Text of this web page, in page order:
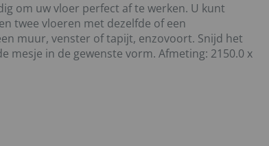
om uw vloer perfect af te werken. U kunt
twee vloeren met dezelfde of een
muur, venster of tapijt, enzovoort. Snijd het
mesje in de gewenste vorm. Afmeting: 2150.0 x